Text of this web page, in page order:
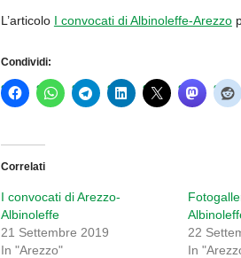
L’articolo I convocati di Albinoleffe-Arezzo
Condividi:
Correlati
I convocati di Arezzo-
Albinoleffe
21 Settembre 2019
In "Arezzo"
22
In